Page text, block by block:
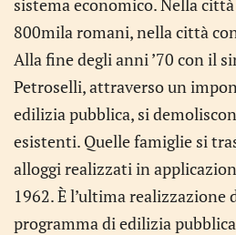
sistema economico. Nella
800mila romani, nella città
Alla fine degli anni ’70 con il
Petroselli, attraverso un
edilizia pubblica, si
esistenti. Quelle famiglie si
alloggi realizzati in
1962. È l’ultima realizzazione
programma di edilizia